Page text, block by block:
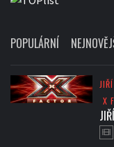
POPULÁRNÍ
X